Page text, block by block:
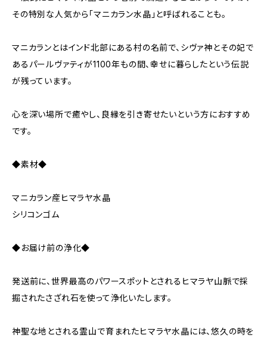
その特別な人気から「マニカラン水晶」と呼ばれることも。
マニカランとはインド北部にある村の名前で、シヴァ神とその妃で
あるパールヴァティが1100年もの間、幸せに暮らしたという伝説
が残っています。
心を深い場所で癒やし、良縁を引き寄せたいという方におすすめ
です。
◆素材◆
マニカラン産ヒマラヤ水晶
シリコンゴム
◆お届け前の浄化◆
発送前に、世界最高のパワースポットとされるヒマラヤ山脈で採
掘されたさざれ石を使って浄化いたします。
神聖な地とされる霊山で育まれたヒマラヤ水晶には、悠久の時を